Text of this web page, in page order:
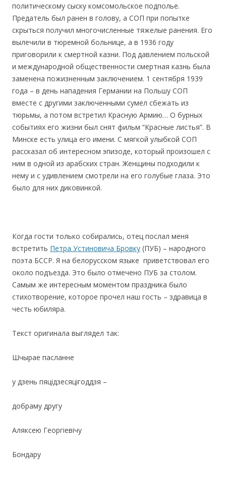
политическому сыску комсомольское подполье.
Предатель был ранен в голову, а СОП при попытке
скрыться получил многочисленные тяжелые ранения. Его
вылечили в тюремной больнице, а в 1936 году
приговорили к смертной казни. Под давлением польской
и международной общественности смертная казнь была
заменена пожизненным заключением. 1 сентября 1939
года – в день нападения Германии на Польшу СОП
вместе с другими заключенными сумел сбежать из
тюрьмы, а потом встретил Красную Армию… О бурных
событиях его жизни был снят фильм “Красные листья”. В
Минске есть улица его имени. С мягкой улыбкой СОП
рассказал об интересном эпизоде, который произошел с
ним в одной из арабских стран. Женщины подходили к
нему и с удивлением смотрели на его голубые глаза. Это
было для них диковинкой.
Когда гости только собирались, отец послал меня
встретить Петра Устиновича Бровку (ПУБ) – народного
поэта БССР. Я на белорусском языке приветствовал его
около подъезда. Это было отмечено ПУБ за столом.
Самым же интересным моментом праздника было
стихотворение, которое прочел наш гость – здравица в
честь юбиляра.
Текст оригинала выглядел так:
Шчырае пасланне
у дзень пяцiдзесяцiгоддзя –
добраму другу
Аляксею Георгiевiчу
Бондару